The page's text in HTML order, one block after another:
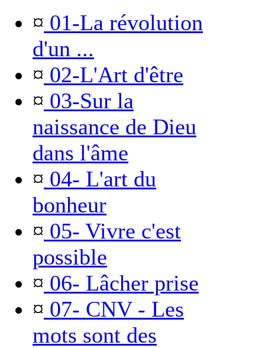
¤ 01-La révolution
d'un ...
¤ 02-L'Art d'être
¤ 03-Sur la
naissance de Dieu
dans l'âme
¤ 04- L'art du
bonheur
¤ 05- Vivre c'est
possible
¤ 06- Lâcher prise
¤ 07- CNV - Les
mots sont des